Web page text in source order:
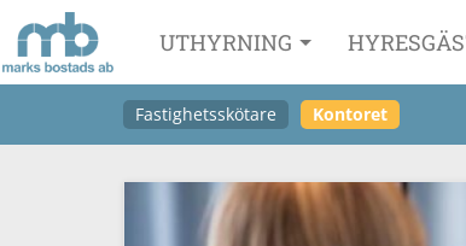
UTHYRNING
Fastighetsskötare Kontoret